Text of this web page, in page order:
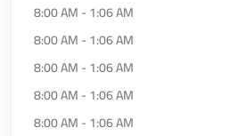
8:00 AM - 1:06 AM
8:00 AM - 1:06 AM
8:00 AM - 1:06 AM
8:00 AM - 1:06 AM
8:00 AM - 1:06 AM